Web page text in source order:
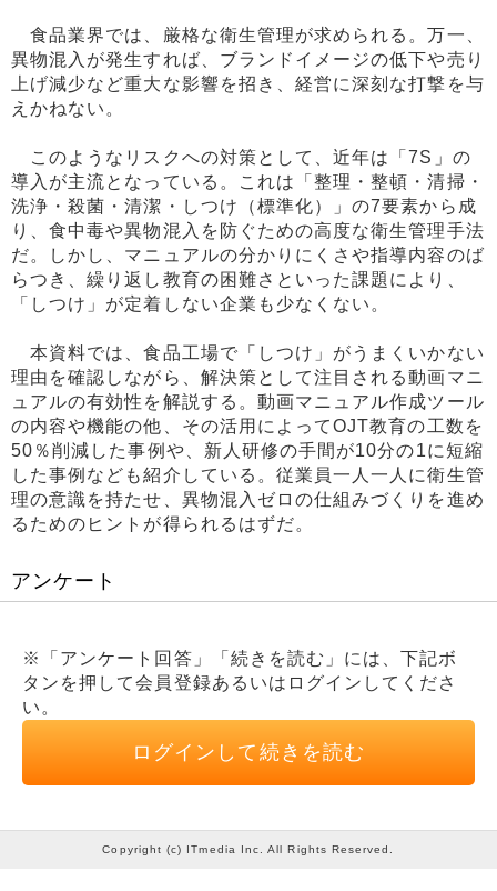
食品業界では、厳格な衛生管理が求められる。万一、
異物混入が発生すれば、ブランドイメージの低下や売り
上げ減少など重大な影響を招き、経営に深刻な打撃を与
えかねない。
このようなリスクへの対策として、近年は「7S」の
導入が主流となっている。これは「整理・整頓・清掃・
洗浄・殺菌・清潔・しつけ（標準化）」の7要素から成
り、食中毒や異物混入を防ぐための高度な衛生管理手法
だ。しかし、マニュアルの分かりにくさや指導内容のば
らつき、繰り返し教育の困難さといった課題により、
「しつけ」が定着しない企業も少なくない。
本資料では、食品工場で「しつけ」がうまくいかない
理由を確認しながら、解決策として注目される動画マニ
ュアルの有効性を解説する。動画マニュアル作成ツール
の内容や機能の他、その活用によってOJT教育の工数を
50％削減した事例や、新人研修の手間が10分の1に短縮
した事例なども紹介している。従業員一人一人に衛生管
理の意識を持たせ、異物混入ゼロの仕組みづくりを進め
るためのヒントが得られるはずだ。
アンケート
※「アンケート回答」「続きを読む」には、下記ボ
タンを押して会員登録あるいはログインしてくださ
い。
ログインして続きを読む
Copyright (c) ITmedia Inc. All Rights Reserved.